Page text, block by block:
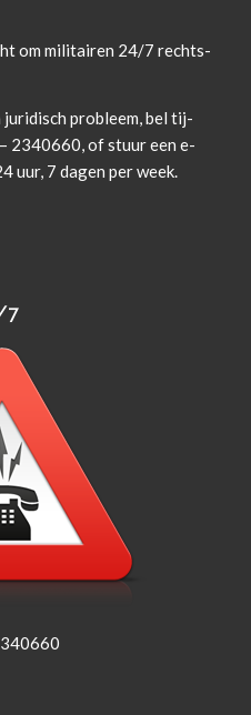
om militairen 24/7 rechts­
juridisch prob­leem, bel tij­
2340660, of stuur een e-
uur, 7 dagen per week.
7